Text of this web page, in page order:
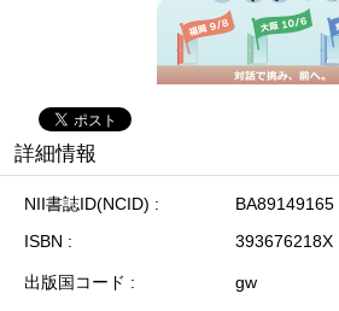
詳細情報
NII書誌ID(NCID)
BA89149165
ISBN
393676218X
出版国コード
gw